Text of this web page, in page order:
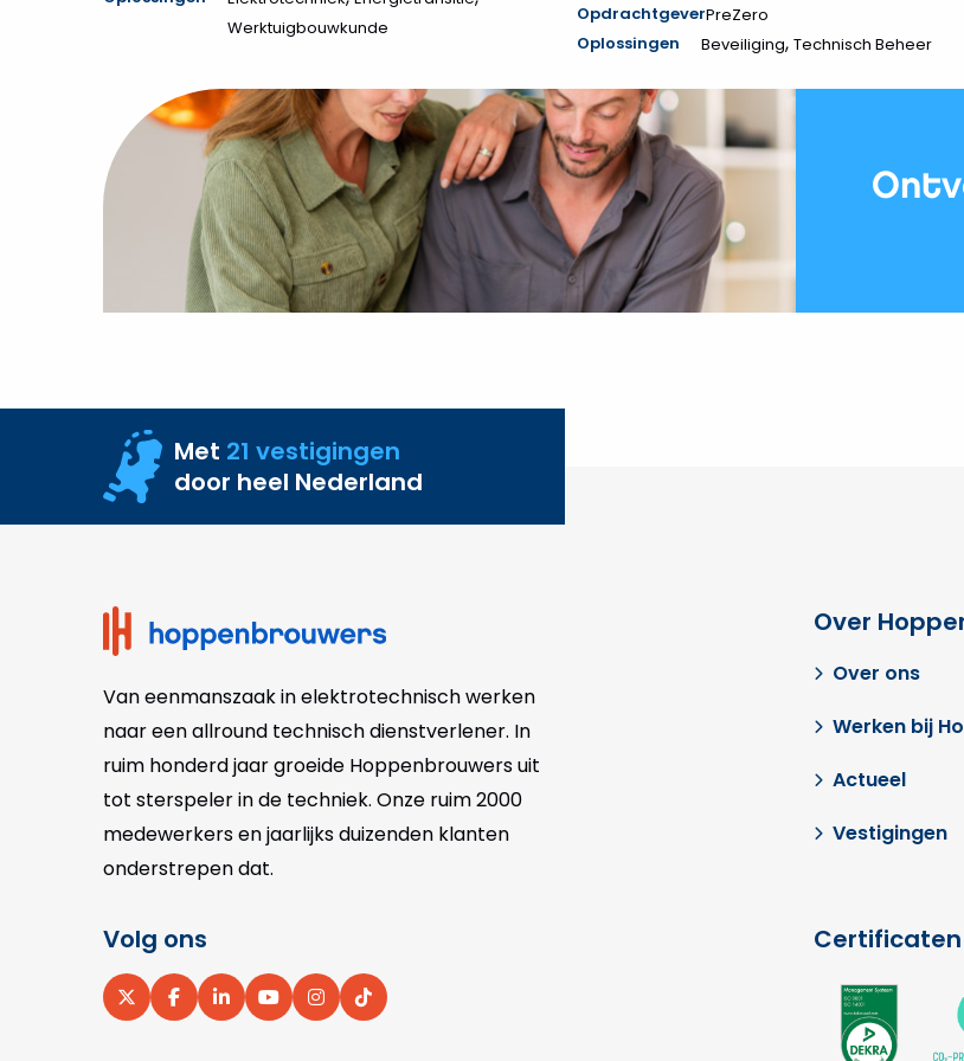
Werktuigbouwkunde
OpdrachtgeverPreZero
Oplossingen
Beveiliging, Technisch Beheer
Met 21 vestigingen
door heel Nederland
Van eenmanszaak in elektrotechnisch werken
naar een allround technisch dienstverlener. In
ruim honderd jaar groeide Hoppenbrouwers uit
tot sterspeler in de techniek. Onze ruim 2000
medewerkers en jaarlijks duizenden klanten
onderstrepen dat.
Over
Over ons
Werken bij
Actueel
Vestigingen
Volg ons
Ga
Ga
Ga
Ga
Ga
Ga
naar